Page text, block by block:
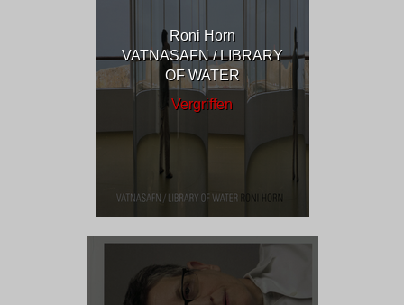
Roni Horn
VATNASAFN / LIBRARY
OF WATER
Vergriffen